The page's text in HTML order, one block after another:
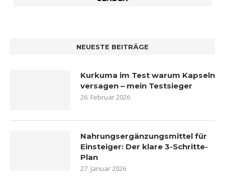
NEUESTE BEITRÄGE
Kurkuma im Test warum Kapseln
versagen – mein Testsieger
26. Februar 2026
Nahrungsergänzungsmittel für
Einsteiger: Der klare 3-Schritte-
Plan
27. Januar 2026